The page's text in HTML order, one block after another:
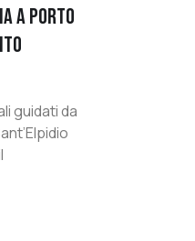
A PORTO
guidati da